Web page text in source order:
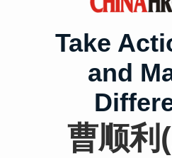
Take
and
曹顺利